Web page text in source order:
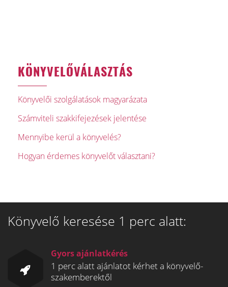
KÖNYVELŐVÁLASZTÁS
Könyvelői szolgálatások magyarázata
Számviteli szakkifejezések jelentése
Mennyibe kerül a könyvelés?
Hogyan érdemes könyvelőt választani?
Könyvelő keresése 1 perc alatt:
Gyors ajánlatkérés
1 perc alatt ajánlatot kérhet a könyvelő-
szakemberektől